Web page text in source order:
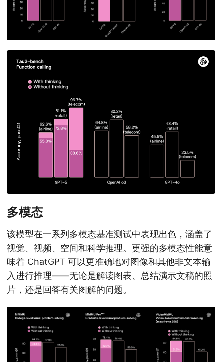
多模态
该模型在一系列多模态基准测试中表现出色，涵盖了
视觉、视频、空间和科学推理。更强的多模态性能意
味着 ChatGPT 可以更准确地对图像和其他非文本输
入进行推理——无论是解读图表、总结演示文稿的照
片，还是回答有关图解的问题。